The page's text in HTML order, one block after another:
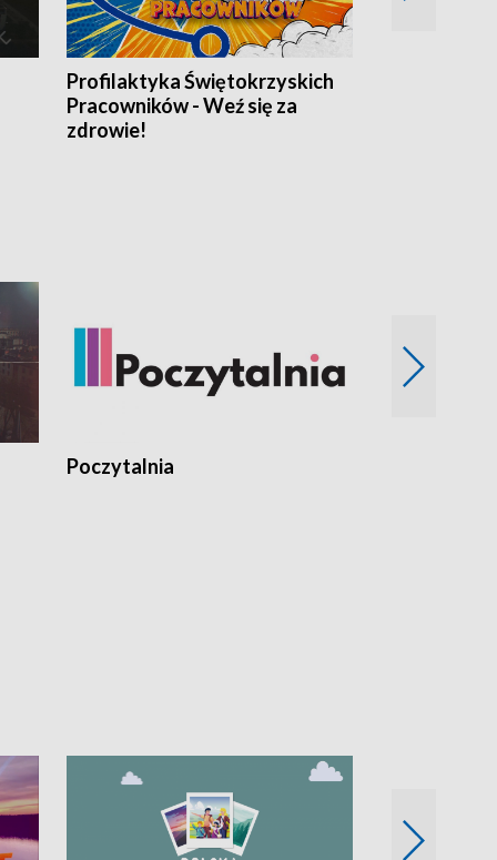
Profilaktyka Świętokrzyskich
Pracowników - Weź się za
zdrowie!
Poczytalnia